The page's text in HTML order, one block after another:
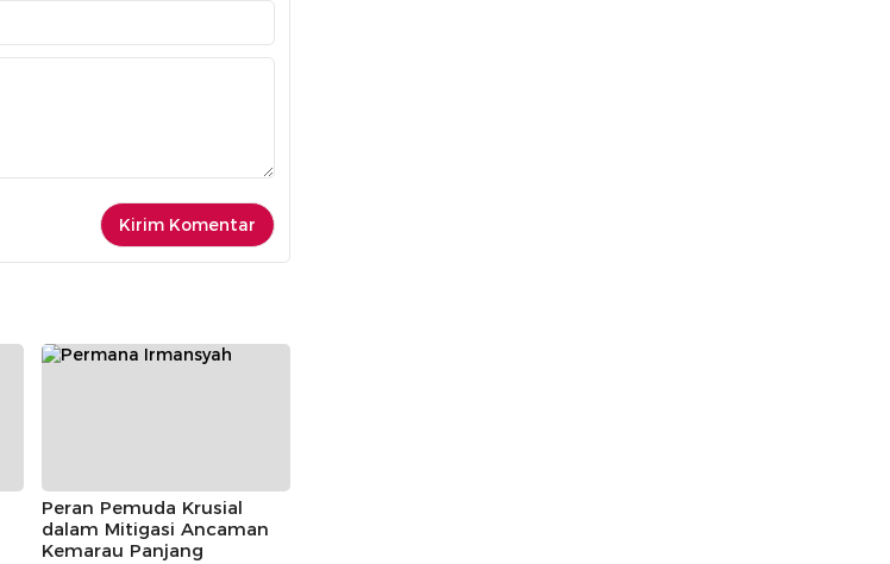
Peran Pemuda Krusial
dalam Mitigasi Ancaman
Kemarau Panjang